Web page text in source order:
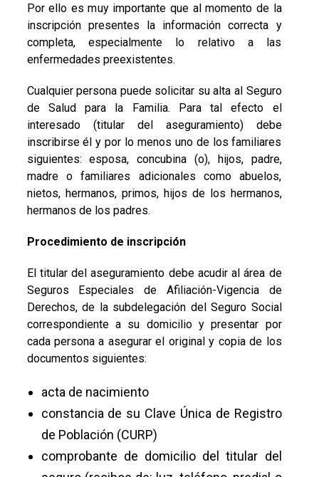
Por ello es muy importante que al momento de la
inscripción presentes la información correcta y
completa, especialmente lo relativo a las
enfermedades preexistentes.
Cualquier persona puede solicitar su alta al Seguro
de Salud para la Familia. Para tal efecto el
interesado (titular del aseguramiento) debe
inscribirse él y por lo menos uno de los familiares
siguientes: esposa, concubina (o), hijos, padre,
madre o familiares adicionales como abuelos,
nietos, hermanos, primos, hijos de los hermanos,
hermanos de los padres.
Procedimiento de inscripción
El titular del aseguramiento debe acudir al área de
Seguros Especiales de Afiliación-Vigencia de
Derechos, de la subdelegación del Seguro Social
correspondiente a su domicilio y presentar por
cada persona a asegurar el original y copia de los
documentos siguientes:
acta de nacimiento
constancia de su Clave Única de Registro
de Población (CURP)
comprobante de domicilio del titular del